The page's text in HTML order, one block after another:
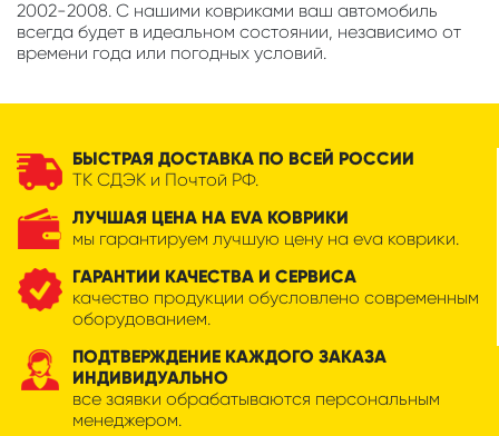
2002-2008. С нашими ковриками ваш автомобиль
всегда будет в идеальном состоянии, независимо от
времени года или погодных условий.
БЫСТРАЯ ДОСТАВКА ПО ВСЕЙ РОССИИ
ТК СДЭК и Почтой РФ.
ЛУЧШАЯ ЦЕНА НА EVA КОВРИКИ
мы гарантируем лучшую цену на eva коврики.
ГАРАНТИИ КАЧЕСТВА И СЕРВИСА
качество продукции обусловлено современным
оборудованием.
ПОДТВЕРЖДЕНИЕ КАЖДОГО ЗАКАЗА
ИНДИВИДУАЛЬНО
все заявки обрабатываются персональным
менеджером.